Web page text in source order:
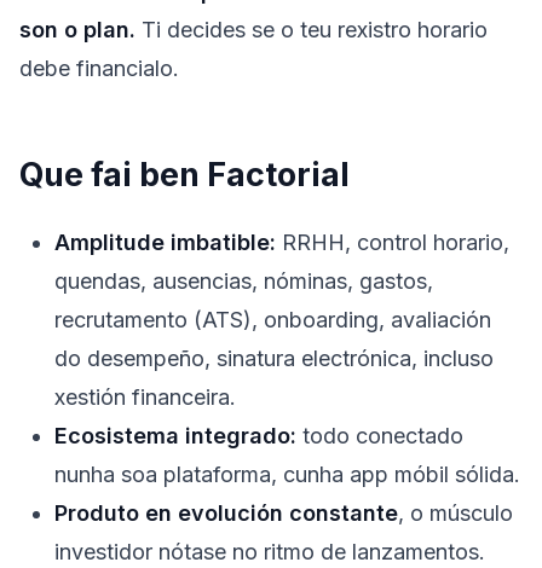
son o plan. Ti decides se o teu rexistro horario
debe financialo.
Que fai ben Factorial
Amplitude imbatible: RRHH, control horario,
quendas, ausencias, nóminas, gastos,
recrutamento (ATS), onboarding, avaliación
do desempeño, sinatura electrónica, incluso
xestión financeira.
Ecosistema integrado: todo conectado
nunha soa plataforma, cunha app móbil sólida.
Produto en evolución constante, o músculo
investidor nótase no ritmo de lanzamentos.